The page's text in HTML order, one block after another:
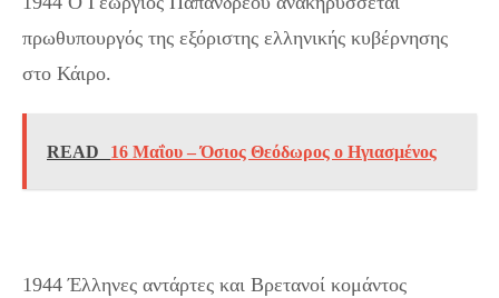
πρωθυπουργός της εξόριστης ελληνικής κυβέρνησης
στο Κάιρο.
READ 16 Μαΐου – Όσιος Θεόδωρος ο Ηγιασμένος
1944 Έλληνες αντάρτες και Βρετανοί κομάντος